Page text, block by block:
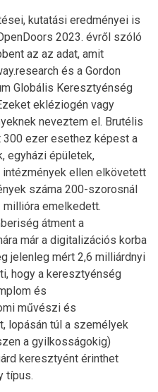
kutatási eredményei is
2023. évről szóló
az az adat, amit
és a Gordon
Globális Keresztyénség
ekléziogén vagy
neveztem el. Brutélis
300 ezer esethez képest a
egyházi épületek,
intézmények ellen elkövetett
száma 200-szorosnál
emelkedett.
átment a
már a digitalizációs korba
jelenleg mért 2,6 milliárdnyi
hogy a keresztyénség
és
művészi és
lopásán túl a személyek
a gyilkosságokig)
keresztyént érinthet
típus.